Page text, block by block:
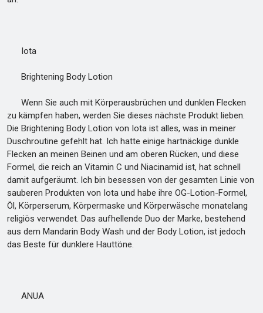
Iota
Brightening Body Lotion
Wenn Sie auch mit Körperausbrüchen und dunklen Flecken
zu kämpfen haben, werden Sie dieses nächste Produkt lieben.
Die Brightening Body Lotion von Iota ist alles, was in meiner
Duschroutine gefehlt hat. Ich hatte einige hartnäckige dunkle
Flecken an meinen Beinen und am oberen Rücken, und diese
Formel, die reich an Vitamin C und Niacinamid ist, hat schnell
damit aufgeräumt. Ich bin besessen von der gesamten Linie von
sauberen Produkten von Iota und habe ihre OG-Lotion-Formel,
Öl, Körperserum, Körpermaske und Körperwäsche monatelang
religiös verwendet. Das aufhellende Duo der Marke, bestehend
aus dem Mandarin Body Wash und der Body Lotion, ist jedoch
das Beste für dunklere Hauttöne.
ANUA